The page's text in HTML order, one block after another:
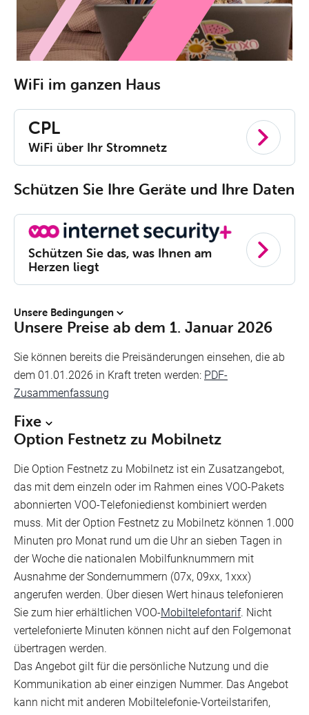
WiFi im ganzen Haus
CPL
WiFi über Ihr Stromnetz
Schützen Sie Ihre Geräte und Ihre Daten
Schützen Sie das, was Ihnen am
Herzen liegt
Unsere Bedingungen
Unsere Preise ab dem 1. Januar 2026
Sie können bereits die Preisänderungen einsehen, die ab
dem 01.01.2026 in Kraft treten werden: PDF-
Zusammenfassung
Fixe
Option Festnetz zu Mobilnetz
Die Option Festnetz zu Mobilnetz ist ein Zusatzangebot,
das mit dem einzeln oder im Rahmen eines VOO-Pakets
abonnierten VOO-Telefoniedienst kombiniert werden
muss. Mit der Option Festnetz zu Mobilnetz können 1.000
Minuten pro Monat rund um die Uhr an sieben Tagen in
der Woche die nationalen Mobilfunknummern mit
Ausnahme der Sondernummern (07x, 09xx, 1xxx)
angerufen werden. Über diesen Wert hinaus telefonieren
Sie zum hier erhältlichen VOO-Mobiltelefontarif. Nicht
vertelefonierte Minuten können nicht auf den Folgemonat
übertragen werden.
Das Angebot gilt für die persönliche Nutzung und die
Kommunikation ab einer einzigen Nummer. Das Angebot
kann nicht mit anderen Mobiltelefonie-Vorteilstarifen,